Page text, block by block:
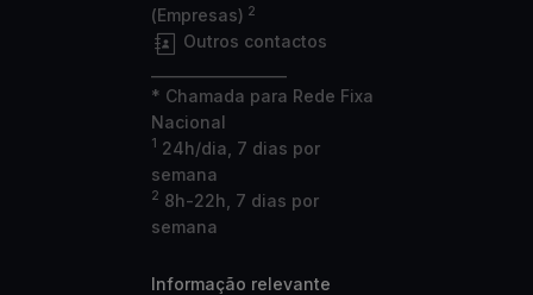
(Empresas) 2
Outros contactos
* Chamada para Rede Fixa
Nacional
1 24h/dia, 7 dias por
semana
2 8h-22h, 7 dias por
semana
Informação relevante